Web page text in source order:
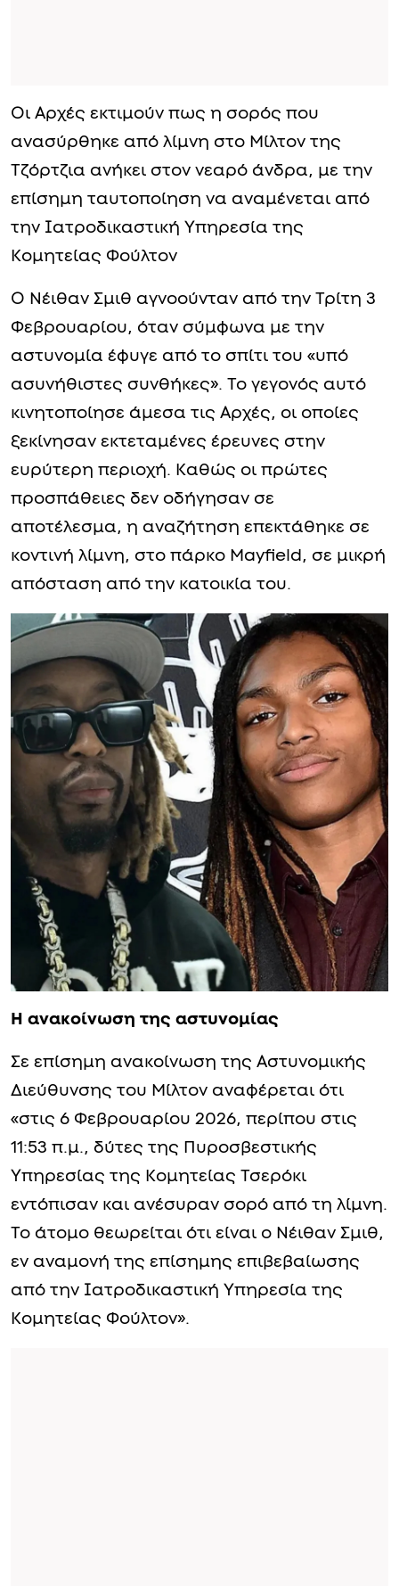
Οι Αρχές εκτιμούν πως η σορός που
ανασύρθηκε από λίμνη στο Μίλτον της
Τζόρτζια ανήκει στον νεαρό άνδρα, με την
επίσημη ταυτοποίηση να αναμένεται από
την Ιατροδικαστική Υπηρεσία της
Κομητείας Φούλτον
Ο Νέιθαν Σμιθ αγνοούνταν από την Τρίτη 3
Φεβρουαρίου, όταν σύμφωνα με την
αστυνομία έφυγε από το σπίτι του «υπό
ασυνήθιστες συνθήκες». Το γεγονός αυτό
κινητοποίησε άμεσα τις Αρχές, οι οποίες
ξεκίνησαν εκτεταμένες έρευνες στην
ευρύτερη περιοχή. Καθώς οι πρώτες
προσπάθειες δεν οδήγησαν σε
αποτέλεσμα, η αναζήτηση επεκτάθηκε σε
κοντινή λίμνη, στο πάρκο Mayfield, σε μικρή
απόσταση από την κατοικία του.
Η ανακοίνωση της αστυνομίας
Σε επίσημη ανακοίνωση της Αστυνομικής
Διεύθυνσης του Μίλτον αναφέρεται ότι
«στις 6 Φεβρουαρίου 2026, περίπου στις
11:53 π.μ., δύτες της Πυροσβεστικής
Υπηρεσίας της Κομητείας Τσερόκι
εντόπισαν και ανέσυραν σορό από τη λίμνη.
Το άτομο θεωρείται ότι είναι ο Νέιθαν Σμιθ,
εν αναμονή της επίσημης επιβεβαίωσης
από την Ιατροδικαστική Υπηρεσία της
Κομητείας Φούλτον».